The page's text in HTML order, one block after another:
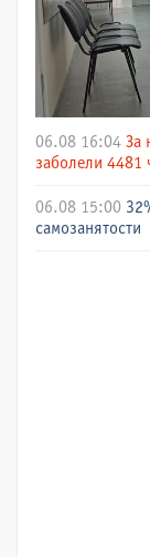
06.08 16:04 За
заболели 4481
06.08 15:00
самозанятости